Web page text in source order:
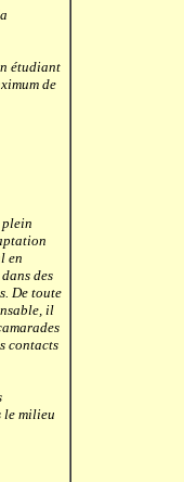
étudiant
de
en
des
De toute
il
contacts
le milieu